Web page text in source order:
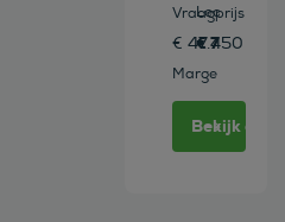
Vraagprijs
€ 47.450
Marge
Leasen
€ 777 /mnd
Bekijk